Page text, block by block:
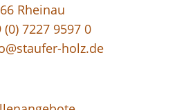
Rheinau
(0) 7227 9597 0
holz.de